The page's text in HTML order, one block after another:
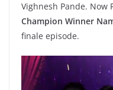
Vighnesh Pande. Now
Champion Winner
finale episode.